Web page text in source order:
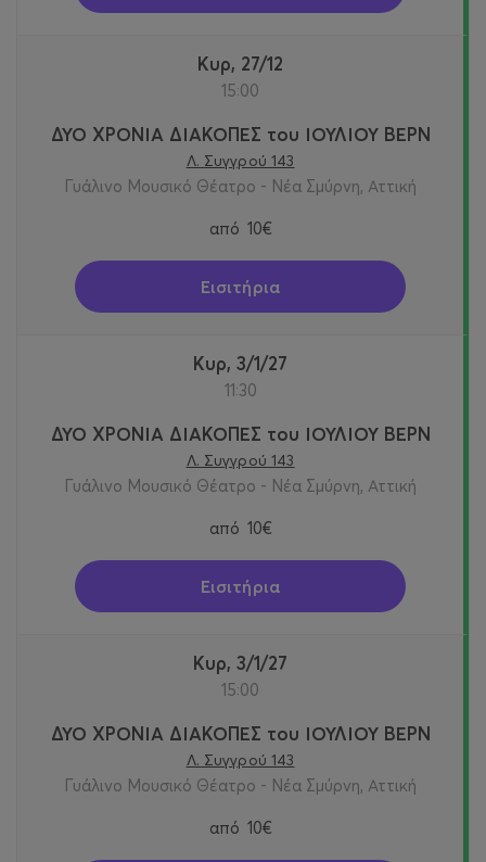
Κυρ, 27/12
15:00
ΔΥΟ ΧΡΟΝΙΑ ΔΙΑΚΟΠΕΣ του ΙΟΥΛΙΟΥ ΒΕΡΝ
Λ. Συγγρού 143
Γυάλινο Μουσικό Θέατρο - Νέα Σμύρνη, Αττική
από 10€
Εισιτήρια
Κυρ, 3/1/27
11:30
ΔΥΟ ΧΡΟΝΙΑ ΔΙΑΚΟΠΕΣ του ΙΟΥΛΙΟΥ ΒΕΡΝ
Λ. Συγγρού 143
Γυάλινο Μουσικό Θέατρο - Νέα Σμύρνη, Αττική
από 10€
Εισιτήρια
Κυρ, 3/1/27
15:00
ΔΥΟ ΧΡΟΝΙΑ ΔΙΑΚΟΠΕΣ του ΙΟΥΛΙΟΥ ΒΕΡΝ
Λ. Συγγρού 143
Γυάλινο Μουσικό Θέατρο - Νέα Σμύρνη, Αττική
από 10€